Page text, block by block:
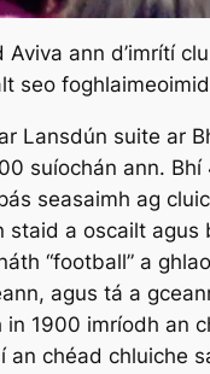
Aviva ann d’imrítí
seo
Lansdún suite ar
suíochán ann.
seasaimh ag
staid a oscailt
“football” a
agus tá a
1900 imríodh an
an chéad chluiche